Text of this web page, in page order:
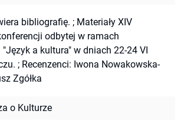
bibliografię. ; Materiały XIV
odbytej w ramach
a kultura" w dniach 22-24 VI
; Recenzenci: Iwona Nowakowska-
Zgółka
o Kulturze